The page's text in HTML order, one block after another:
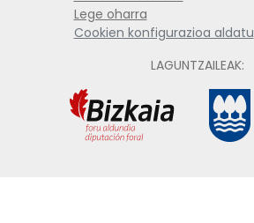
Lege oharra
Cookien konfigurazioa aldatu
LAGUNTZAILEAK: